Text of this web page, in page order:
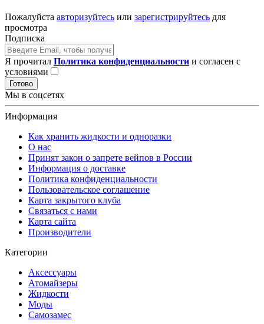
Пожалуйста авторизуйтесь или зарегистрируйтесь для
просмотра
Подписка
Я прочитал Политика конфиденциальности и согласен с
условиями
Готово
Мы в соцсетях
Информация
Как хранить жидкости и одноразки
О нас
Принят закон о запрете вейпов в России
Информация о доставке
Политика конфиденциальности
Пользовательское соглашение
Карта закрытого клуба
Связаться с нами
Карта сайта
Производители
Категории
Аксессуары
Атомайзеры
Жидкости
Моды
Самозамес